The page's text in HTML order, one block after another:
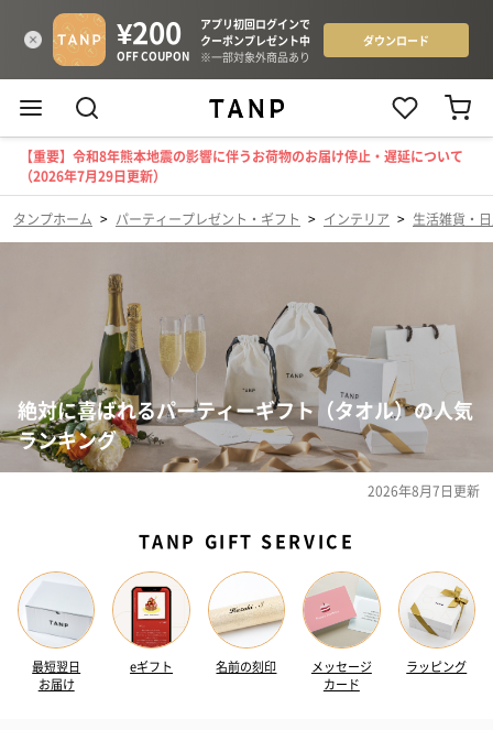
【重要】令和8年熊本地震の影響に伴うお荷物のお届け停止・遅延について
（2026年7月29日更新）
タンプホーム > パーティープレゼント・ギフト > インテリア > 生活雑貨・
絶対に喜ばれるパーティーギフト（タオル）の人気
ランキング
2026年8月7日更新
TANP GIFT SERVICE
最短翌日
お届け
eギフト 名前の刻印
メッセージ
カード
ラッピング